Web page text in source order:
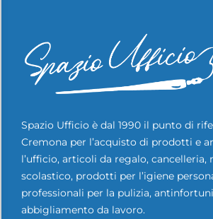
Spazio Ufficio è dal 1990 il punto di
Cremona per l’acquisto di prodotti e
l’ufficio, articoli da regalo, cancelleria,
scolastico, prodotti per l’igiene
professionali per la pulizia,
abbigliamento da lavoro.